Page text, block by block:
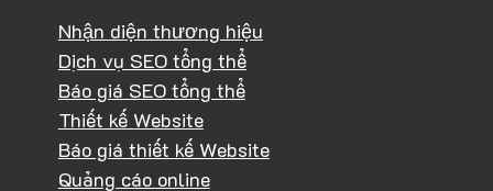
Nhận diện thương hiệu
Dịch vụ SEO tổng thể
Báo giá SEO tổng thể
Thiết kế Website
Báo giá thiết kế Website
Quảng cáo online